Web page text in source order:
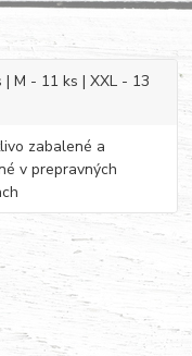
| M - 11 ks | XXL - 13
zabalené a
v prepravných